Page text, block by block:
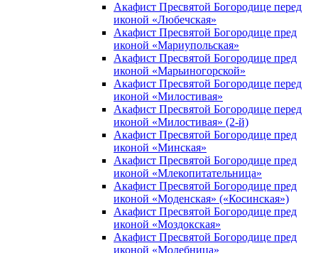
Акафист Пресвятой Богородице перед
иконой «Любечская»
Акафист Пресвятой Богородице пред
иконой «Мариупольская»
Акафист Пресвятой Богородице пред
иконой «Марьиногорской»
Акафист Пресвятой Богородице перед
иконой «Милостивая»
Акафист Пресвятой Богородице перед
иконой «Милостивая» (2-й)
Акафист Пресвятой Богородице пред
иконой «Минская»
Акафист Пресвятой Богородице пред
иконой «Млекопитательница»
Акафист Пресвятой Богородице пред
иконой «Моденская» («Косинская»)
Акафист Пресвятой Богородице пред
иконой «Моздокская»
Акафист Пресвятой Богородице пред
иконой «Молебница»